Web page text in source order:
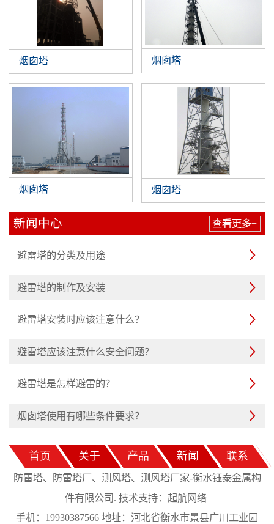
烟囱塔 烟囱塔
烟囱塔 烟囱塔
新闻中心 查看更多+

避雷塔的分类及用途

避雷塔的制作及安装

避雷塔安装时应该注意什么？

避雷塔应该注意什么安全问题？

避雷塔是怎样避雷的？

烟囱塔使用有哪些条件要求？
首页 关于 产品 新闻 联系
防雷塔、防雷塔厂、测风塔、测风塔厂家-衡水钰泰金属构
件有限公司. 技术支持： 起航网络
手机：19930387566 地址：河北省衡水市景县广川工业园